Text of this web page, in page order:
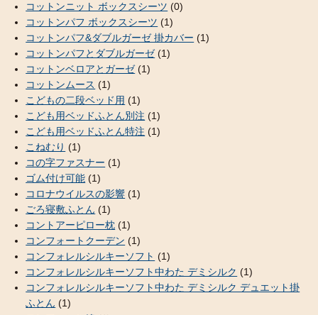
コットンニット ボックスシーツ (0)
コットンパフ ボックスシーツ (1)
コットンパフ&ダブルガーゼ 掛カバー (1)
コットンパフとダブルガーゼ(1)
コットンベロアとガーゼ(1)
コットンムース (1)
こどもの二段ベッド用 (1)
こども用ベッドふとん別注 (1)
こども用ベッドふとん特注 (1)
こねむり (1)
コの字ファスナー (1)
ゴム付け可能 (1)
コロナウイルスの影響 (1)
ごろ寝敷ふとん (1)
コントアーピロー枕 (1)
コンフォートクーデン (1)
コンフォレルシルキーソフト (1)
コンフォレルシルキーソフト中わた デミシルク (1)
コンフォレルシルキーソフト中わた デミシルク デュエット掛
ふとん (1)